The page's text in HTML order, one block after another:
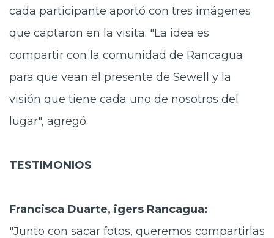
cada participante aportó con tres imágenes
que captaron en la visita. "La idea es
compartir con la comunidad de Rancagua
para que vean el presente de Sewell y la
visión que tiene cada uno de nosotros del
lugar", agregó.
TESTIMONIOS
Francisca Duarte, igers Rancagua:
"Junto con sacar fotos, queremos compartirlas